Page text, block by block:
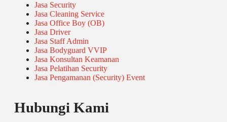
Jasa Security
Jasa Cleaning Service
Jasa Office Boy (OB)
Jasa Driver
Jasa Staff Admin
Jasa Bodyguard VVIP
Jasa Konsultan Keamanan
Jasa Pelatihan Security
Jasa Pengamanan (Security) Event
Hubungi Kami